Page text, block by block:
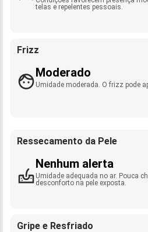
telas e repelentes pessoais.
Frizz
Moderado
Umidade moderada. O frizz pode
Ressecamento da Pele
Nenhum alerta
Umidade adequada no ar. Pouca
desconforto na pele exposta.
Gripe e Resfriado